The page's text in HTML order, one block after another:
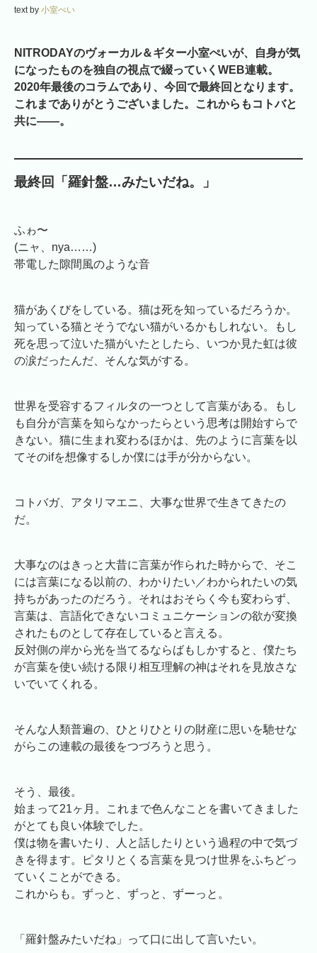
text by 小室ぺい
NITRODAYのヴォーカル＆ギター小室ぺいが、自身が気
になったものを独自の視点で綴っていくWEB連載。
2020年最後のコラムであり、今回で最終回となります。
これまでありがとうございました。これからもコトバと
共に――。
最終回「羅針盤…みたいだね。」
ふゎ〜
(ニャ、nya……)
帯電した隙間風のような音
猫があくびをしている。猫は死を知っているだろうか。
知っている猫とそうでない猫がいるかもしれない。もし
死を思って泣いた猫がいたとしたら、いつか見た虹は彼
の涙だったんだ、そんな気がする。
世界を受容するフィルタの一つとして言葉がある。もし
も自分が言葉を知らなかったらという思考は開始すらで
きない。猫に生まれ変わるほかは、先のように言葉を以
てそのifを想像するしか僕には手が分からない。
コトバガ、アタリマエニ、大事な世界で生きてきたの
だ。
大事なのはきっと大昔に言葉が作られた時からで、そこ
には言葉になる以前の、わかりたい／わかられたいの気
持ちがあったのだろう。それはおそらく今も変わらず、
言葉は、言語化できないコミュニケーションの欲が変換
されたものとして存在していると言える。
反対側の岸から光を当てるならばもしかすると、僕たち
が言葉を使い続ける限り相互理解の神はそれを見放さな
いでいてくれる。
そんな人類普遍の、ひとりひとりの財産に思いを馳せな
がらこの連載の最後をつづろうと思う。
そう、最後。
始まって21ヶ月。これまで色んなことを書いてきました
がとても良い体験でした。
僕は物を書いたり、人と話したりという過程の中で気づ
きを得ます。ピタリとくる言葉を見つけ世界をふちどっ
ていくことができる。
これからも。ずっと、ずっと、ずーっと。
「羅針盤みたいだね」って口に出して言いたい。